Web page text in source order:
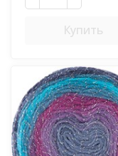
Купить